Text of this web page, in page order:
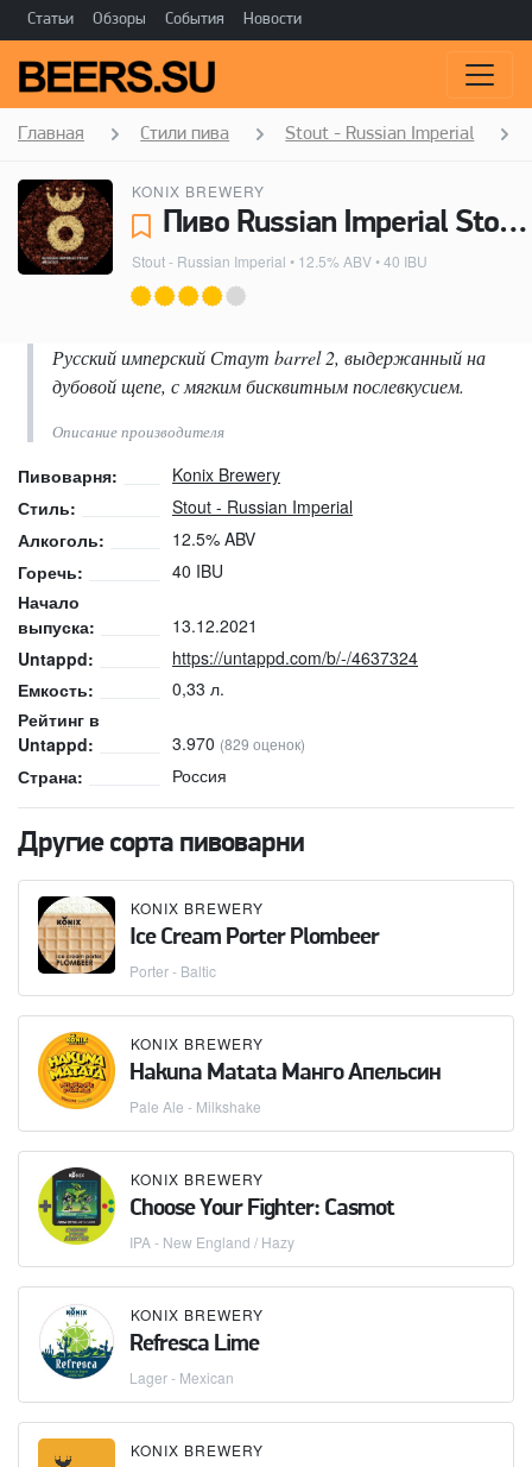
Статьи Обзоры События Новости
Главная Стили пива Stout - Russian Imperial
KONIX BREWERY
Пиво Russian Imperial Stout #Biscuit - Konix Brewery
Stout - Russian Imperial • 12.5% ABV • 40 IBU
Русский имперский Стаут barrel 2, выдержанный на
дубовой щепе, с мягким бисквитным послевкусием.
Описание производителя
Пивоварня:
Konix Brewery
Стиль:
Stout - Russian Imperial
Алкоголь:
12.5% ABV
Горечь:
40 IBU
Начало
выпуска:
13.12.2021
Untappd:
https://untappd.com/b/-/4637324
Емкость:
0,33 л.
Рейтинг в
Untappd:
3.970 (829 оценок)
Страна: Россия
Другие сорта пивоварни
KONIX BREWERY
Ice Cream Porter Plombeer
Porter - Baltic
KONIX BREWERY
Hakuna Matata Манго Апельсин
Pale Ale - Milkshake
KONIX BREWERY
Choose Your Fighter: Casmot
IPA - New England / Hazy
KONIX BREWERY
Refresca Lime
Lager - Mexican
KONIX BREWERY